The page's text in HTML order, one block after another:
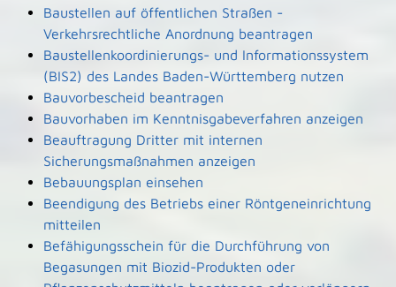
Baustellen auf öffentlichen Straßen -
Verkehrsrechtliche Anordnung beantragen
Baustellenkoordinierungs- und Informationssystem
(BIS2) des Landes Baden-Württemberg nutzen
Bauvorbescheid beantragen
Bauvorhaben im Kenntnisgabeverfahren anzeigen
Beauftragung Dritter mit internen
Sicherungsmaßnahmen anzeigen
Bebauungsplan einsehen
Beendigung des Betriebs einer Röntgeneinrichtung
mitteilen
Befähigungsschein für die Durchführung von
Begasungen mit Biozid-Produkten oder